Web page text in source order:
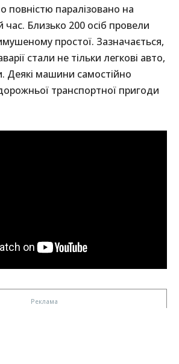
повністю паралізовано на
Близько 200 осіб провели
простої. Зазначається,
стали не тільки легкові авто,
Деякі машини самостійно
транспортної пригоди